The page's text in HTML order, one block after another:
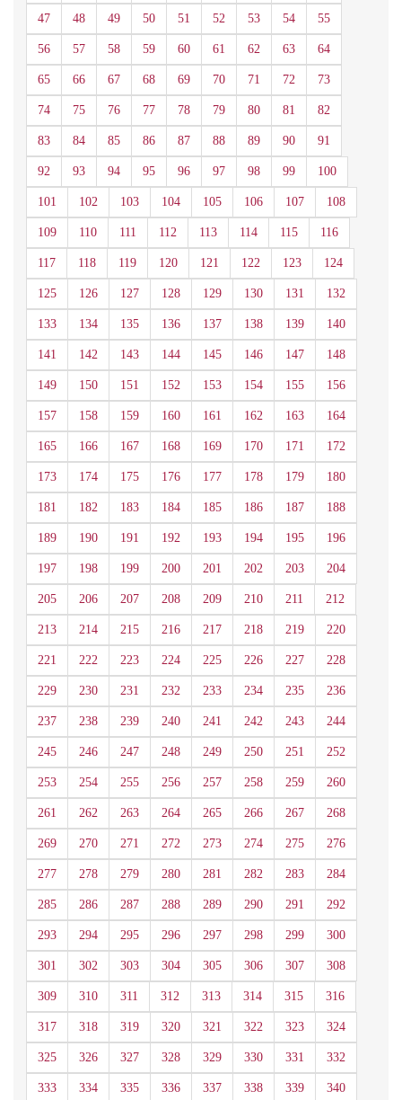
47 48 49 50 51 52 53 54 55
56 57 58 59 60 61 62 63 64
65 66 67 68 69 70 71 72 73
74 75 76 77 78 79 80 81 82
83 84 85 86 87 88 89 90 91
92 93 94 95 96 97 98 99 100
101 102 103 104 105 106 107 108
109 110 111 112 113 114 115 116
117 118 119 120 121 122 123 124
125 126 127 128 129 130 131 132
133 134 135 136 137 138 139 140
141 142 143 144 145 146 147 148
149 150 151 152 153 154 155 156
157 158 159 160 161 162 163 164
165 166 167 168 169 170 171 172
173 174 175 176 177 178 179 180
181 182 183 184 185 186 187 188
189 190 191 192 193 194 195 196
197 198 199 200 201 202 203 204
205 206 207 208 209 210 211 212
213 214 215 216 217 218 219 220
221 222 223 224 225 226 227 228
229 230 231 232 233 234 235 236
237 238 239 240 241 242 243 244
245 246 247 248 249 250 251 252
253 254 255 256 257 258 259 260
261 262 263 264 265 266 267 268
269 270 271 272 273 274 275 276
277 278 279 280 281 282 283 284
285 286 287 288 289 290 291 292
293 294 295 296 297 298 299 300
301 302 303 304 305 306 307 308
309 310 311 312 313 314 315 316
317 318 319 320 321 322 323 324
325 326 327 328 329 330 331 332
333 334 335 336 337 338 339 340